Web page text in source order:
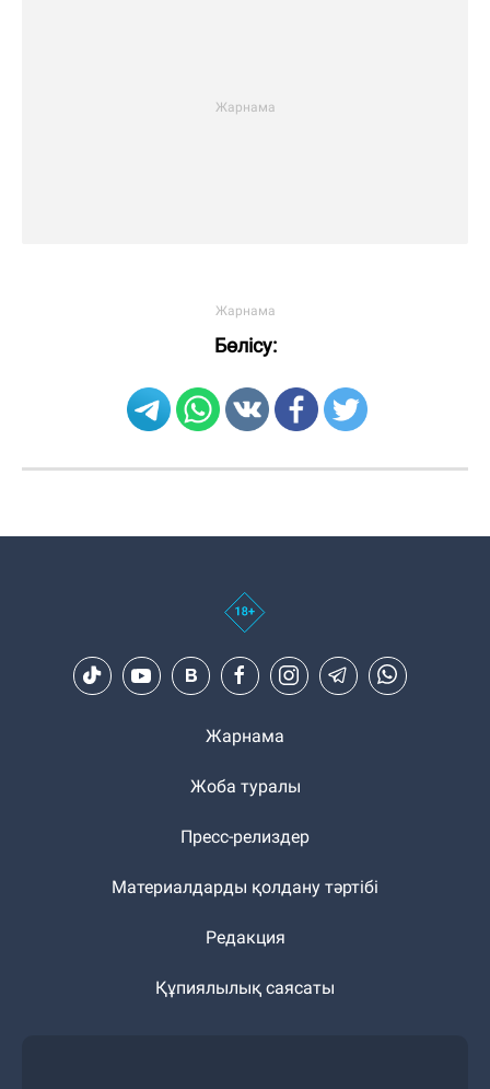
Бөлісу:
Жарнама
Жоба туралы
Пресс-релиздер
Материалдарды қолдану тәртібі
Редакция
Құпиялылық саясаты